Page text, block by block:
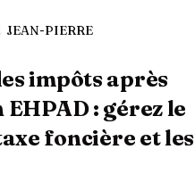
JEAN-PIERRE
impôts après
: gérez le
foncière et les